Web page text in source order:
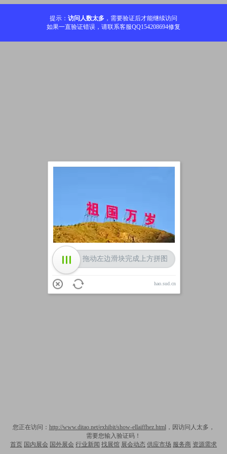
提示： 访问人数太多 ，需要验证后才能继续访问
如果一直验证错误，请联系客服QQ154208694修复
您正在访问： http://www.ditao.net/exhibit/show-ellaiffhez.html，因访问人太多，
需要您输入验证码！
首页 国内展会 国外展会 行业新闻 找展馆 展会动态 供应市场 服务商 资源需求
拖动左边滑块完成上方拼图
hao.sud.cn